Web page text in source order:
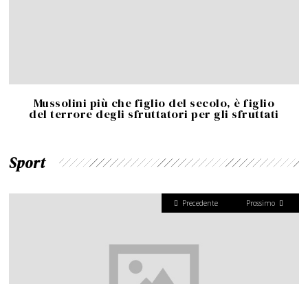
Mussolini più che figlio del secolo, è figlio
del terrore degli sfruttatori per gli sfruttati
Sport
Precedente Prossimo